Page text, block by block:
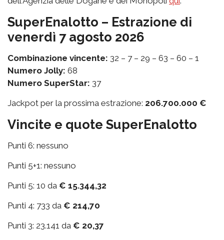
SuperEnalotto – Estrazione di
venerdì 7 agosto 2026
Combinazione vincente: 32 – 7 – 29 – 63 – 60 – 1
Numero Jolly: 68
Numero SuperStar: 37
Jackpot per la prossima estrazione: 206.700.000 €
Vincite e quote SuperEnalotto
Punti 6: nessuno
Punti 5+1: nessuno
Punti 5: 10 da € 15.344,32
Punti 4: 733 da € 214,70
Punti 3: 23.141 da € 20,37